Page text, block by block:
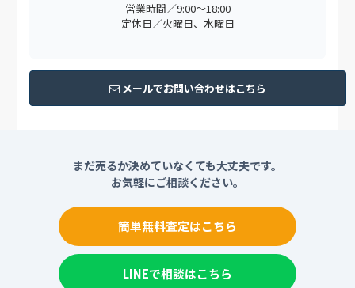
営業時間／9:00〜18:00
定休日／火曜日、水曜日
メールでお問い合わせはこちら
まだ売るか決めていなくても大丈夫です。
お気軽にご相談ください。
簡単無料査定はこちら
LINEで相談はこちら